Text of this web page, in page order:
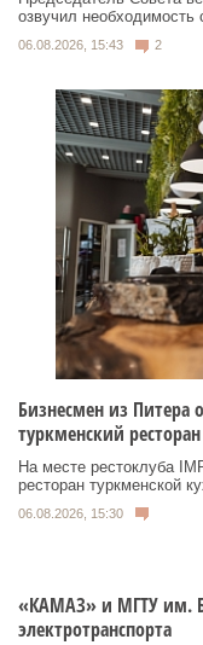
озвучил необходимость
06.08.2026, 15:43 2
Бизнесмен из Питера
туркменский ресторан
На месте рестоклуба
ресторан туркменской
06.08.2026, 15:30
«КАМАЗ» и МГТУ им.
электротранспорта